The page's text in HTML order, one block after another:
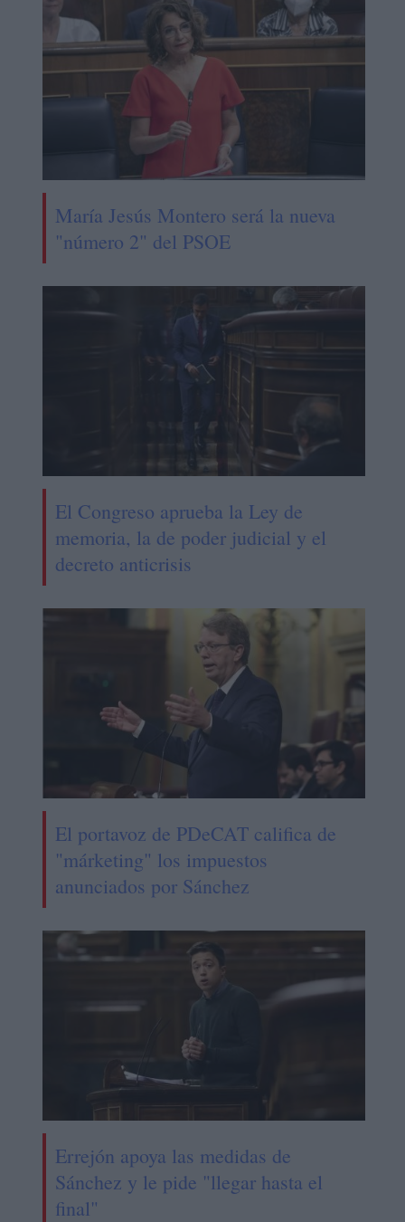
María Jesús Montero será la nueva
"número 2" del PSOE
El Congreso aprueba la Ley de
memoria, la de poder judicial y el
decreto anticrisis
El portavoz de PDeCAT califica de
"márketing" los impuestos
anunciados por Sánchez
Errejón apoya las medidas de
Sánchez y le pide "llegar hasta el
final"